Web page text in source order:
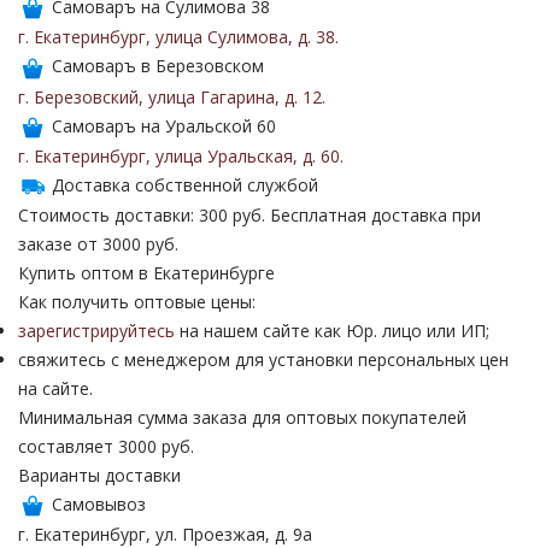
Самоваръ на Сулимова 38
г. Екатеринбург, улица Сулимова, д. 38.
Самоваръ в Березовском
г. Березовский, улица Гагарина, д. 12.
Самоваръ на Уральской 60
г. Екатеринбург, улица Уральская, д. 60.
Доставка собственной службой
Стоимость доставки: 300 руб. Бесплатная доставка при
заказе от 3000 руб.
Купить оптом в Екатеринбурге
Как получить оптовые цены:
зарегистрируйтесь на нашем сайте как Юр. лицо или ИП;
свяжитесь с менеджером для установки персональных цен
на сайте.
Минимальная сумма заказа для оптовых покупателей
составляет 3000 руб.
Варианты доставки
Самовывоз
г. Екатеринбург, ул. Проезжая, д. 9а